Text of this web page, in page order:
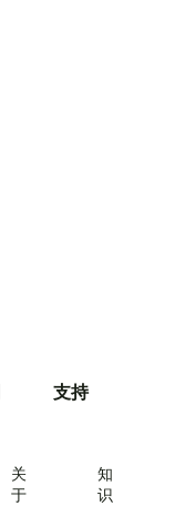
关
于
支持
知
识